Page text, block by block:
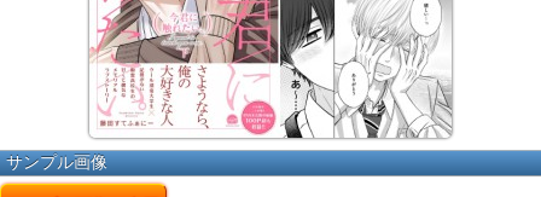
サンプル画像